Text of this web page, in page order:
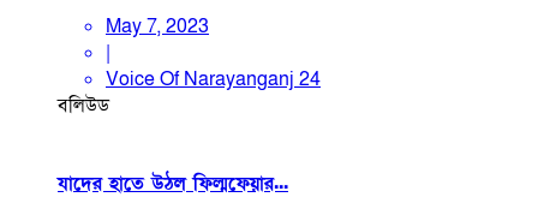
May 7, 2023
|
Voice Of Narayanganj 24
বলিউড
যাদের হাতে উঠল ফিল্মফেয়ার...